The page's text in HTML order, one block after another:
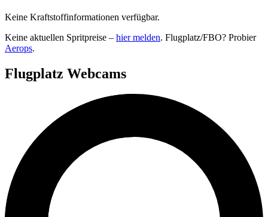
Keine Kraftstoffinformationen verfügbar.
Keine aktuellen Spritpreise – hier melden. Flugplatz/FBO? Probier
Aerops.
Flugplatz Webcams